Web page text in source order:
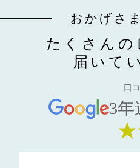
おかげさ
たくさんの
届いて
口
3年